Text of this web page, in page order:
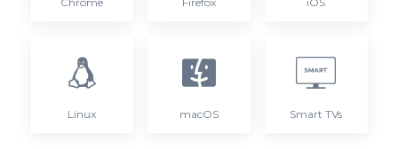
Linux macOS Smart TVs